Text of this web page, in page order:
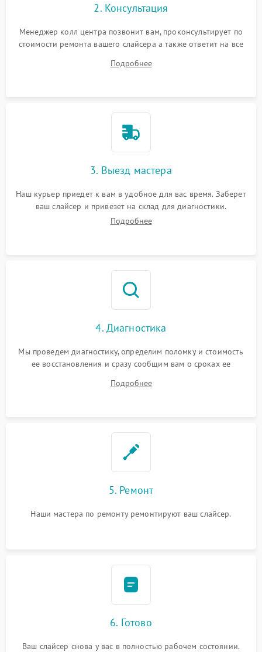
2. Консультация
Менеджер колл центра позвонит вам, проконсультирует по
стоимости ремонта вашего слайсера а также ответит на все
Подробнее
3. Выезд мастера
Наш курьер приедет к вам в удобное для вас время. Заберет
ваш слайсер и привезет на склад для диагностики.
Подробнее
4. Диагностика
Мы проведем диагностику, определим поломку и стоимость
ее восстановления и сразу сообщим вам о сроках ее
Подробнее
5. Ремонт
Наши мастера по ремонту ремонтируют ваш слайсер.
6. Готово
Ваш слайсер снова у вас в полностью рабочем состоянии.